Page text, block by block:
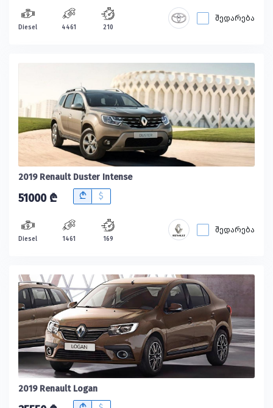
Diesel 4461 210
შედარება
2019 Renault Duster Intense
51000 ₾ B $
Diesel 1461 169
შედარება
2019 Renault Logan